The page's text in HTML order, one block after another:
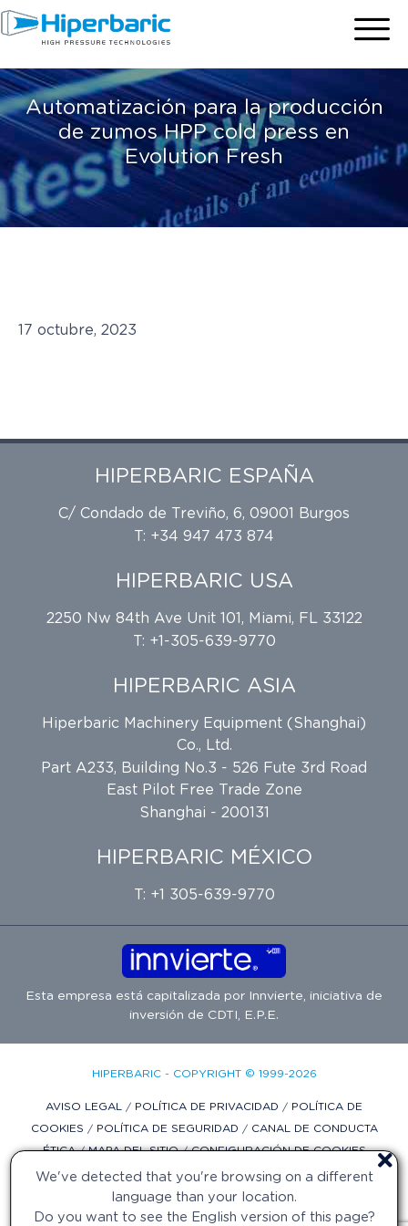
We've detected that you're browsing on a different
language than your location.
Do you want to see the English version of this page?
Automatización para la producción
de zumos HPP cold press en
Evolution Fresh
17 octubre, 2023
HIPERBARIC ESPAÑA
C/ Condado de Treviño, 6, 09001 Burgos
T: +34 947 473 874
HIPERBARIC USA
2250 Nw 84th Ave Unit 101, Miami, FL 33122
T: +1-305-639-9770
HIPERBARIC ASIA
Hiperbaric Machinery Equipment (Shanghai)
Co., Ltd.
Part A233, Building No.3 - 526 Fute 3rd Road
East Pilot Free Trade Zone
Shanghai - 200131
HIPERBARIC MÉXICO
T: +1 305-639-9770
Esta empresa está capitalizada por Innvierte , iniciativa de
inversión de CDTI, E.P.E.
HIPERBARIC - COPYRIGHT © 1999-2026
AVISO LEGAL / POLÍTICA DE PRIVACIDAD / POLÍTICA DE
COOKIES / POLÍTICA DE SEGURIDAD / CANAL DE CONDUCTA
ÉTICA/MAPA DEL SITIO/CONFIGURACIÓN DE COOKIES
DISEÑO WEB POR DIFADI.COM